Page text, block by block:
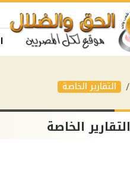
التقارير الخاصة
التقارير الخاصة